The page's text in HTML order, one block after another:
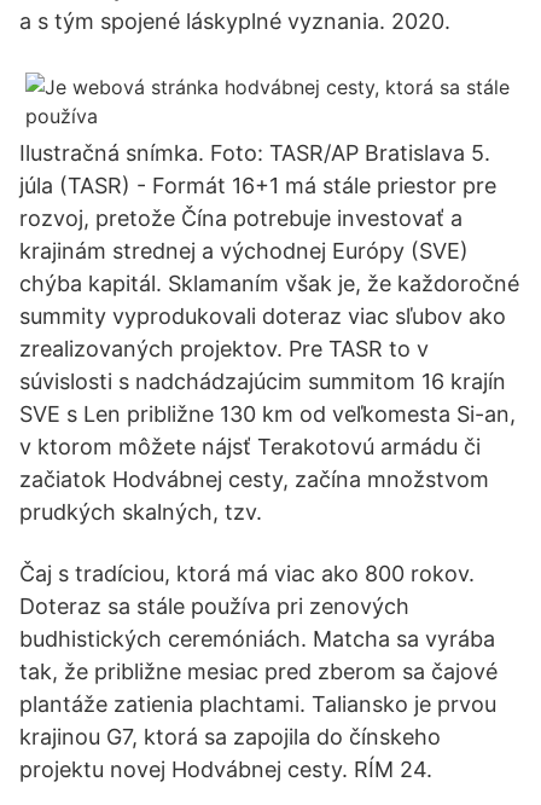
a s tým spojené láskyplné vyznania. 2020.
Ilustračná snímka. Foto: TASR/AP Bratislava 5.
júla (TASR) - Formát 16+1 má stále priestor pre
rozvoj, pretože Čína potrebuje investovať a
krajinám strednej a východnej Európy (SVE)
chýba kapitál. Sklamaním však je, že každoročné
summity vyprodukovali doteraz viac sľubov ako
zrealizovaných projektov. Pre TASR to v
súvislosti s nadchádzajúcim summitom 16 krajín
SVE s Len približne 130 km od veľkomesta Si-an,
v ktorom môžete nájsť Terakotovú armádu či
začiatok Hodvábnej cesty, začína množstvom
prudkých skalných, tzv.
Čaj s tradíciou, ktorá má viac ako 800 rokov.
Doteraz sa stále používa pri zenových
budhistických ceremóniách. Matcha sa vyrába
tak, že približne mesiac pred zberom sa čajové
plantáže zatienia plachtami. Taliansko je prvou
krajinou G7, ktorá sa zapojila do čínskeho
projektu novej Hodvábnej cesty. RÍM 24.